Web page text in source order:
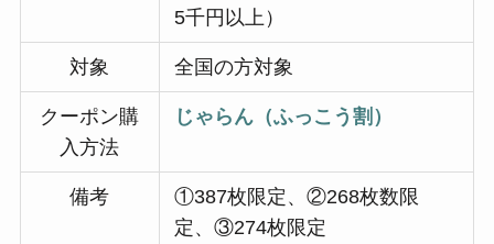
5千円以上）
対象 全国の方対象
クーポン購
入方法
じゃらん（ふっこう割）
備考
①387枚限定、②268枚数限
定、③274枚限定